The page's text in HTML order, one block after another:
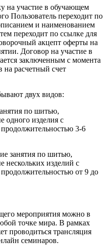
на участие в обучающем
Пользователь переходит по
и наименованием
переходит по ссылке для
акцепт оферты на
Договор на участие в
заключенным с момента
на расчетный счет
двух видов:
по шитью,
одного изделия с
3-6
занятия по шитью,
нескольких изделий с
от 9 до
мероприятия можно в
точке мира. В рамках
проводиться трансляция
семинаров.